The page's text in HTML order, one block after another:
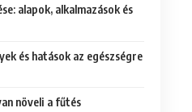
alapok, alkalmazások és
és hatások az egészségre
növeli a fűtés